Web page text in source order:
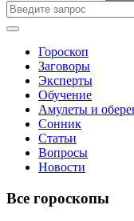
Гороскоп
Заговоры
Эксперты
Обучение
Амулеты и
Сонник
Статьи
Вопросы
Новости
Все гороскопы